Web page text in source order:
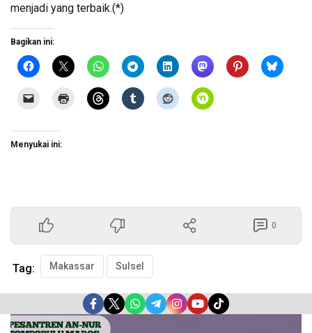
menjadi yang terbaik.(*)
Bagikan ini:
Menyukai ini:
0
Tag: Makassar Sulsel
Pemutar